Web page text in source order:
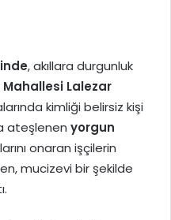
, akıllara durgunluk
Mahallesi Lalezar
kimliği belirsiz kişi
ateşlenen yorgun
onaran işçilerin
mucizevi bir şekilde